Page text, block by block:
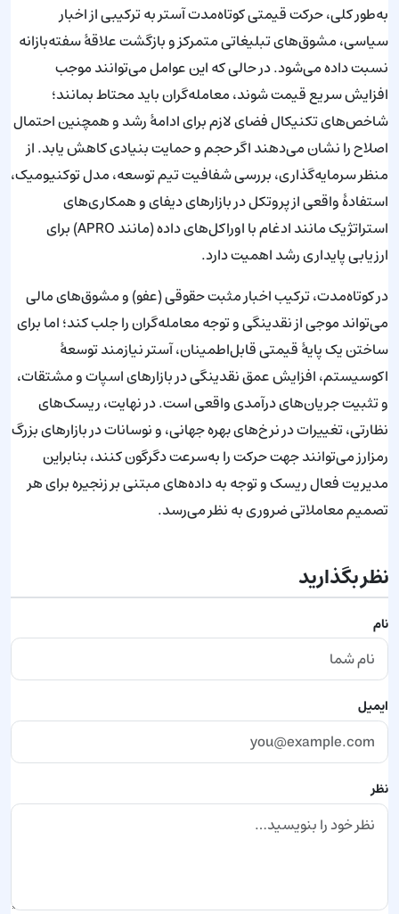
به‌طور کلی، حرکت قیمتی کوتاه‌مدت آستر به ترکیبی از اخبار
سیاسی، مشوق‌های تبلیغاتی متمرکز و بازگشت علاقهٔ سفته‌بازانه
نسبت داده می‌شود. در حالی که این عوامل می‌توانند موجب
افزایش سریع قیمت شوند، معامله‌گران باید محتاط بمانند؛
شاخص‌های تکنیکال فضای لازم برای ادامهٔ رشد و همچنین احتمال
اصلاح را نشان می‌دهند اگر حجم و حمایت بنیادی کاهش یابد. از
منظر سرمایه‌گذاری، بررسی شفافیت تیم توسعه، مدل توکنیومیک،
استفادهٔ واقعی از پروتکل در بازارهای دیفای و همکاری‌های
استراتژیک مانند ادغام با اوراکل‌های داده (مانند APRO) برای
ارزیابی پایداری رشد اهمیت دارد.
در کوتاه‌مدت، ترکیب اخبار مثبت حقوقی (عفو) و مشوق‌های مالی
می‌تواند موجی از نقدینگی و توجه معامله‌گران را جلب کند؛ اما برای
ساختن یک پایهٔ قیمتی قابل‌اطمینان، آستر نیازمند توسعهٔ
اکوسیستم، افزایش عمق نقدینگی در بازارهای اسپات و مشتقات،
و تثبیت جریان‌های درآمدی واقعی است. در نهایت، ریسک‌های
نظارتی، تغییرات در نرخ‌های بهره جهانی، و نوسانات در بازارهای بزرگ
رمزارز می‌توانند جهت حرکت را به‌سرعت دگرگون کنند، بنابراین
مدیریت فعال ریسک و توجه به داده‌های مبتنی بر زنجیره برای هر
تصمیم معاملاتی ضروری به نظر می‌رسد.
نظر بگذارید
نام
ایمیل
نظر